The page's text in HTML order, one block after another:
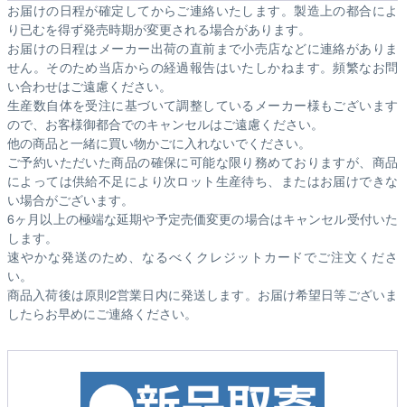
お届けの日程が確定してからご連絡いたします。製造上の都合によ
り已むを得ず発売時期が変更される場合があります。
お届けの日程はメーカー出荷の直前まで小売店などに連絡がありま
せん。そのため当店からの経過報告はいたしかねます。頻繁なお問
い合わせはご遠慮ください。
生産数自体を受注に基づいて調整しているメーカー様もございます
ので、お客様御都合でのキャンセルはご遠慮ください。
他の商品と一緒に買い物かごに入れないでください。
ご予約いただいた商品の確保に可能な限り務めておりますが、商品
によっては供給不足により次ロット生産待ち、またはお届けできな
い場合がございます。
6ヶ月以上の極端な延期や予定売価変更の場合はキャンセル受付いた
します。
速やかな発送のため、なるべくクレジットカードでご注文くださ
い。
商品入荷後は原則2営業日内に発送します。お届け希望日等ございま
したらお早めにご連絡ください。